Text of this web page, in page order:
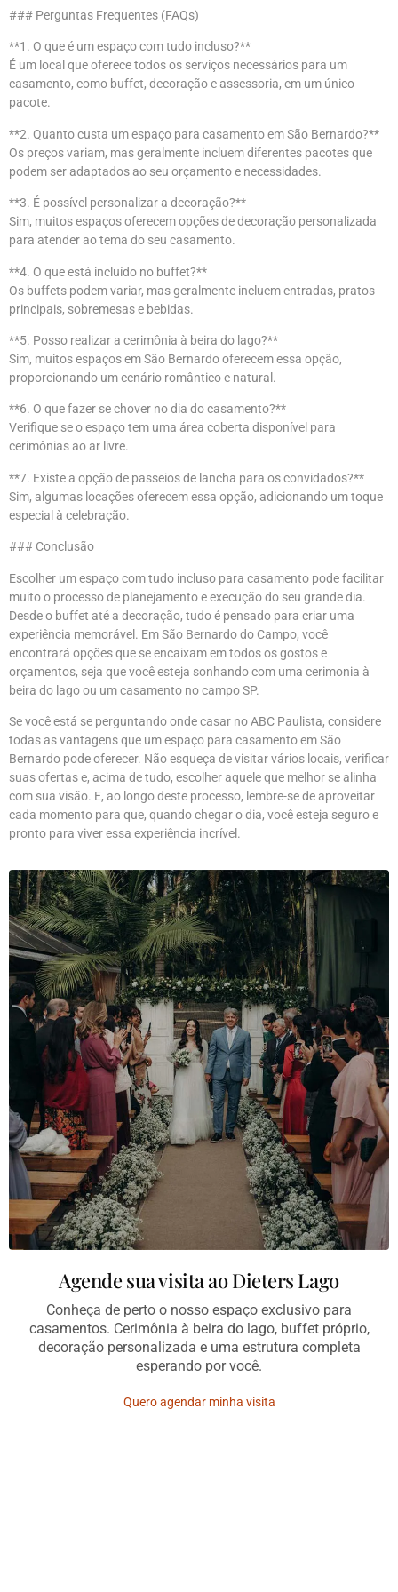
### Perguntas Frequentes (FAQs)
**1. O que é um espaço com tudo incluso?**
É um local que oferece todos os serviços necessários para um
casamento, como buffet, decoração e assessoria, em um único
pacote.
**2. Quanto custa um espaço para casamento em São Bernardo?**
Os preços variam, mas geralmente incluem diferentes pacotes que
podem ser adaptados ao seu orçamento e necessidades.
**3. É possível personalizar a decoração?**
Sim, muitos espaços oferecem opções de decoração personalizada
para atender ao tema do seu casamento.
**4. O que está incluído no buffet?**
Os buffets podem variar, mas geralmente incluem entradas, pratos
principais, sobremesas e bebidas.
**5. Posso realizar a cerimônia à beira do lago?**
Sim, muitos espaços em São Bernardo oferecem essa opção,
proporcionando um cenário romântico e natural.
**6. O que fazer se chover no dia do casamento?**
Verifique se o espaço tem uma área coberta disponível para
cerimônias ao ar livre.
**7. Existe a opção de passeios de lancha para os convidados?**
Sim, algumas locações oferecem essa opção, adicionando um toque
especial à celebração.
### Conclusão
Escolher um espaço com tudo incluso para casamento pode facilitar
muito o processo de planejamento e execução do seu grande dia.
Desde o buffet até a decoração, tudo é pensado para criar uma
experiência memorável. Em São Bernardo do Campo, você
encontrará opções que se encaixam em todos os gostos e
orçamentos, seja que você esteja sonhando com uma cerimonia à
beira do lago ou um casamento no campo SP.
Se você está se perguntando onde casar no ABC Paulista, considere
todas as vantagens que um espaço para casamento em São
Bernardo pode oferecer. Não esqueça de visitar vários locais, verificar
suas ofertas e, acima de tudo, escolher aquele que melhor se alinha
com sua visão. E, ao longo deste processo, lembre-se de aproveitar
cada momento para que, quando chegar o dia, você esteja seguro e
pronto para viver essa experiência incrível.
Agende sua visita ao Dieters Lago
Conheça de perto o nosso espaço exclusivo para
casamentos. Cerimônia à beira do lago, buffet próprio,
decoração personalizada e uma estrutura completa
esperando por você.
Quero agendar minha visita